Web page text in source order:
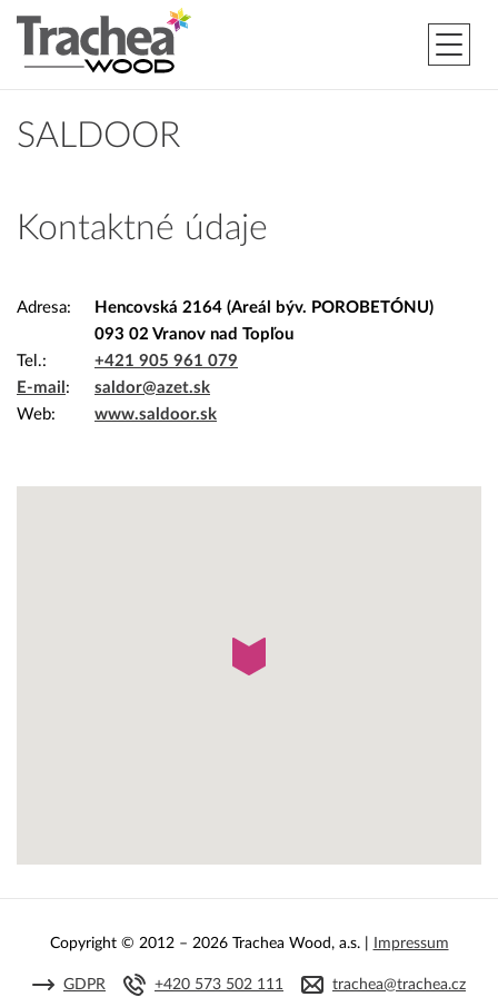
SALDOOR
Kontaktné údaje
Adresa
Hencovská 2164 (Areál býv. POROBETÓNU)
093 02 Vranov nad Topľou
Tel.
+421 905 961 079
E-mail
saldor@azet.sk
Web
www.saldoor.sk
Copyright © 2012 – 2026 Trachea Wood, a.s. | Impressum
GDPR +420 573 502 111 trachea@trachea.cz